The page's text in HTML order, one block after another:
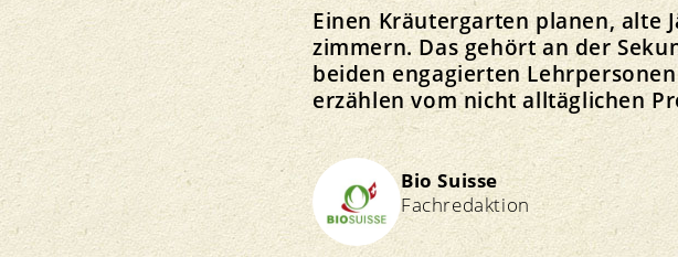
Pflanzen
Wasser
Klima
Preise
Soziale
Foto Download
Logo Download
Ombudsstelle
NEWSLETTER ABONNIEREN
Einen Kräutergarten planen, alte
zimmern. Das gehört an der
beiden engagierten
erzählen vom nicht alltäglichen
Bio Suisse
Fachredaktion